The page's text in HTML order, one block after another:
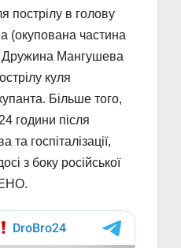
пострілу в голову
(окупована частина
Дружина Мангушева
куля
Більше того,
години після
та госпіталізації,
з боку російської